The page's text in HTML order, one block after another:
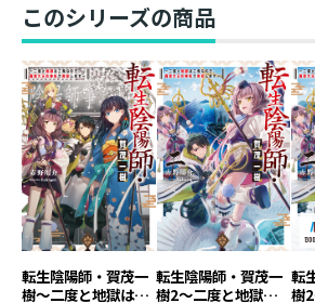
それには強力な鳥妖怪の風切羽が、
く多数必要なのだという。
高難易度かつ全国を飛び回る依頼に
るのに魔王は邪魔だからな”とやる
地脈を取り込んだ大森山の怪鳥や仏
霊鳥など、一筋縄ではいかない相手
く！
だが、順調な滑り出しも束の間、火
が難航してしまい……？
「主様なら、神も仏も楽勝ですよね？
とある陰陽師が地獄から返り咲く無
このシリーズの商品
転生陰陽師・賀茂一
樹～二度と地獄はご
転生陰陽師・賀茂一
樹2～二度と地獄は
転
樹